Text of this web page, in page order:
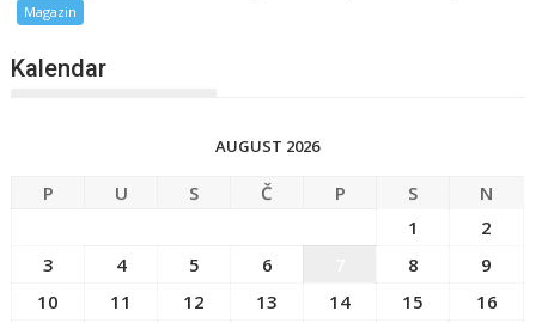
Magazin
Kalendar
AUGUST 2026
P U S Č P S
N
1
2
3
4 5 6 8
9
10
11 12 13 14 15
16